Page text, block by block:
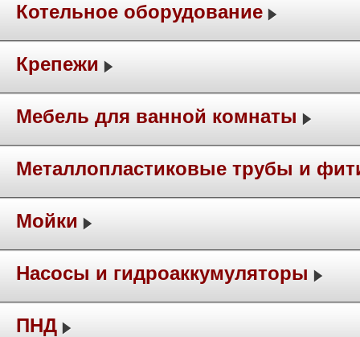
Котельное оборудование
Крепежи
Мебель для ванной комнаты
Металлопластиковые трубы и
Мойки
Насосы и гидроаккумуляторы
ПНД